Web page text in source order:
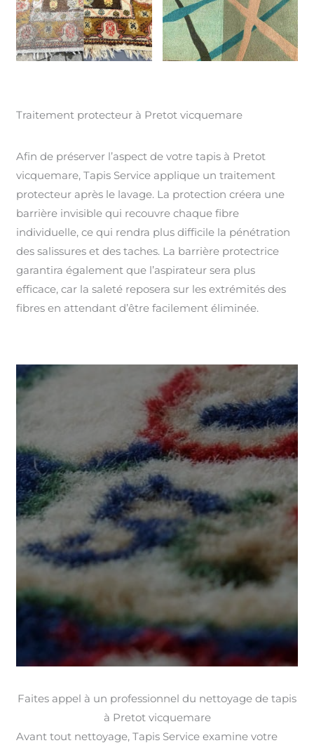
Traitement protecteur à Pretot vicquemare
Afin de préserver l’aspect de votre tapis à Pretot
vicquemare, Tapis Service applique un traitement
protecteur après le lavage. La protection créera une
barrière invisible qui recouvre chaque fibre
individuelle, ce qui rendra plus difficile la pénétration
des salissures et des taches. La barrière protectrice
garantira également que l’aspirateur sera plus
efficace, car la saleté reposera sur les extrémités des
fibres en attendant d’être facilement éliminée.
Faites appel à un professionnel du nettoyage de tapis
à Pretot vicquemare
Avant tout nettoyage, Tapis Service examine votre